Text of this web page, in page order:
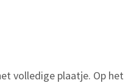
volledige plaatje. Op het